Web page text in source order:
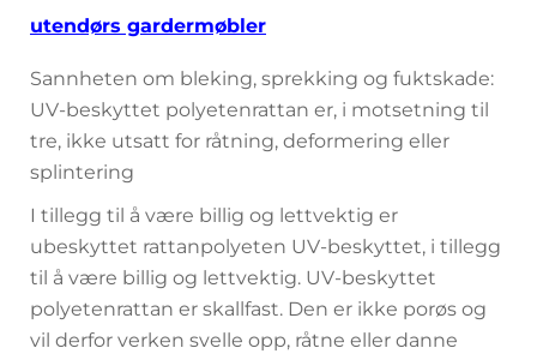
utendørs gardermøbler
Sannheten om bleking, sprekking og fuktskade:
UV-beskyttet polyetenrattan er, i motsetning til
tre, ikke utsatt for råtning, deformering eller
splintering
I tillegg til å være billig og lettvektig er
ubeskyttet rattanpolyeten UV-beskyttet, i tillegg
til å være billig og lettvektig. UV-beskyttet
polyetenrattan er skallfast. Den er ikke porøs og
vil derfor verken svelle opp, råtne eller danne